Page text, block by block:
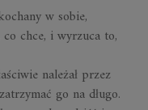
w sobie,
chce, i wyrzuca to,
należał przez
go na długo.